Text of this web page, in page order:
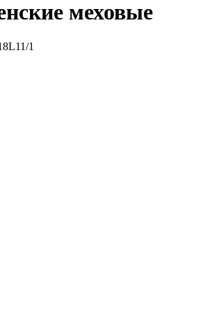
меховые
1